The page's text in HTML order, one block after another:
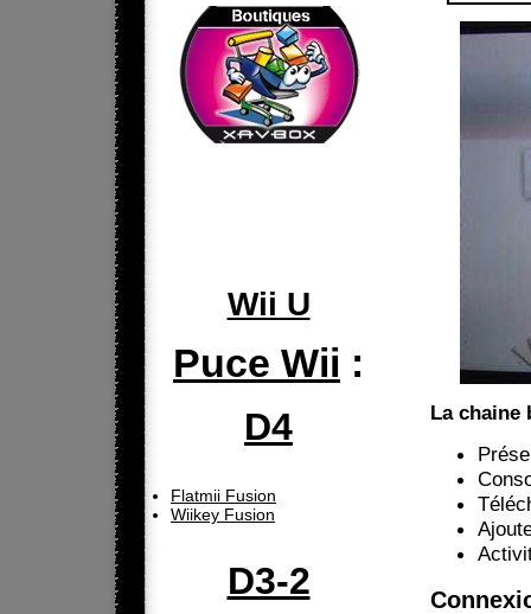
Wii U
Puce Wii :
D4
Flatmii Fusion
Wiikey Fusion
D3-2
La chaine